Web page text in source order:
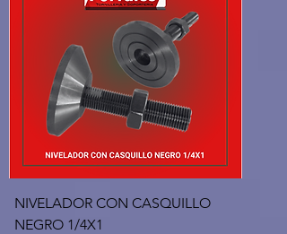
NIVELADOR CON CASQUILLO
NEGRO 1/4X1